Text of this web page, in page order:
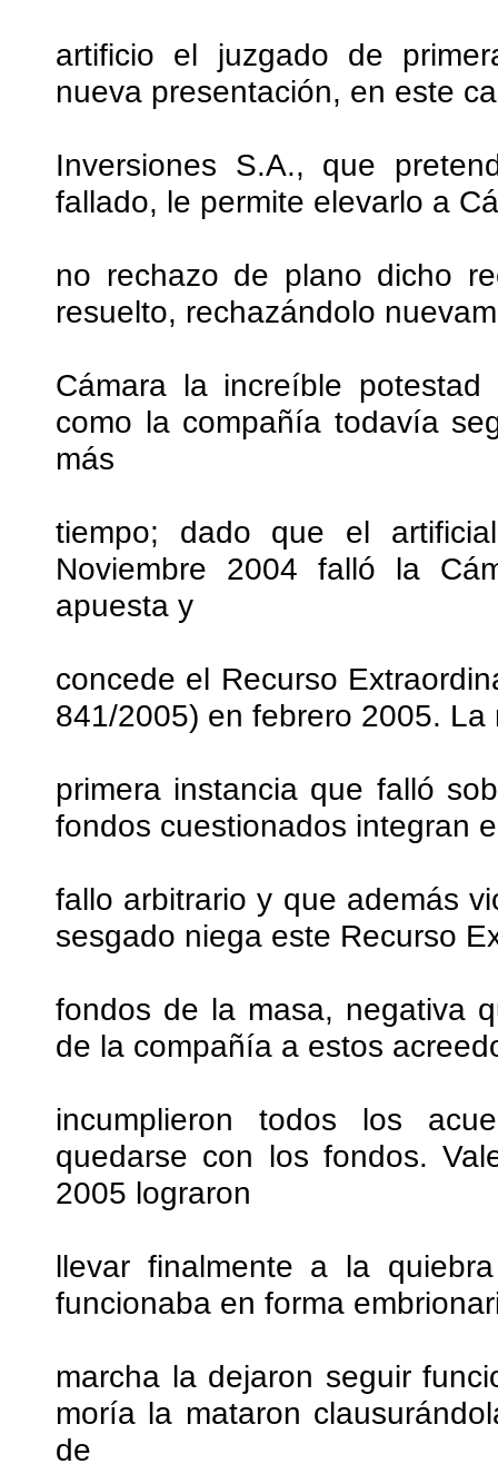
artificio el juzgado de
nueva presentación, en este
Inversiones S.A., que
fallado, le permite elevarlo a
no rechazo de plano dicho
resuelto, rechazándolo
Cámara la increíble
como la compañía todavía
más
tiempo; dado que el
Noviembre 2004 falló la
apuesta y
concede el Recurso
841/2005) en febrero 2005.
primera instancia que falló
fondos cuestionados integran
fallo arbitrario y que además
sesgado niega este Recurso
fondos de la masa, negativa
de la compañía a estos
incumplieron todos los
quedarse con los fondos.
2005 lograron
llevar finalmente a la
funcionaba en forma
marcha la dejaron seguir
moría la mataron
de